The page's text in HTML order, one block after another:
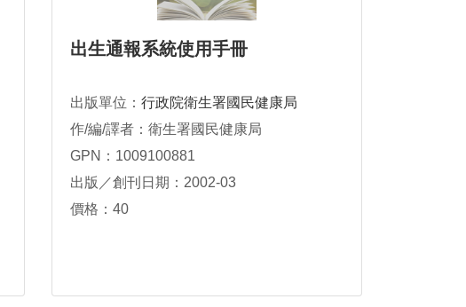
出生通報系統使用手冊
出版單位： 行政院衛生署國民健康局
作/編/譯者：衛生署國民健康局
GPN：1009100881
出版／創刊日期：2002-03
價格：40